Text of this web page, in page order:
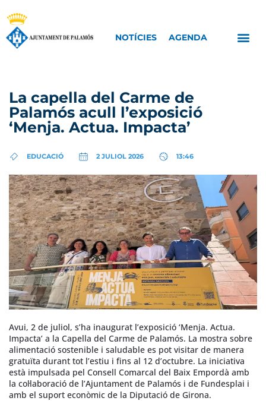
NOTÍCIES AGENDA
La capella del Carme de
Palamós acull l’exposició
‘Menja. Actua. Impacta’
EDUCACIÓ 2 JULIOL 2026 13:46
Avui, 2 de juliol, s’ha inaugurat l’exposició ‘Menja. Actua.
Impacta’ a la Capella del Carme de Palamós. La mostra sobre
alimentació sostenible i saludable es pot visitar de manera
gratuïta durant tot l’estiu i fins al 12 d’octubre. La iniciativa
està impulsada pel Consell Comarcal del Baix Empordà amb
la col·laboració de l’Ajuntament de Palamós i de Fundesplai i
amb el suport econòmic de la Diputació de Girona.